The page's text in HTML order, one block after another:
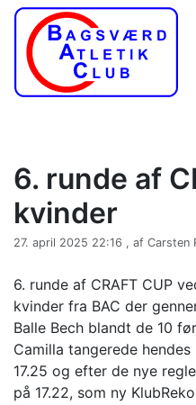
6. runde af
kvinder
27. april 2025 22:16 , af Carsten
6. runde af CRAFT CUP
kvinder fra BAC der
Balle Bech blandt de 10
Camilla tangerede
17.25 og efter de nye
på 17.22, som ny